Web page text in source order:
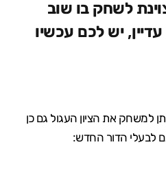
לשחק בו שוב
יש לכם עכשיו
למשחק את הציון העגול גם כן
לבעלי הדור החדש: